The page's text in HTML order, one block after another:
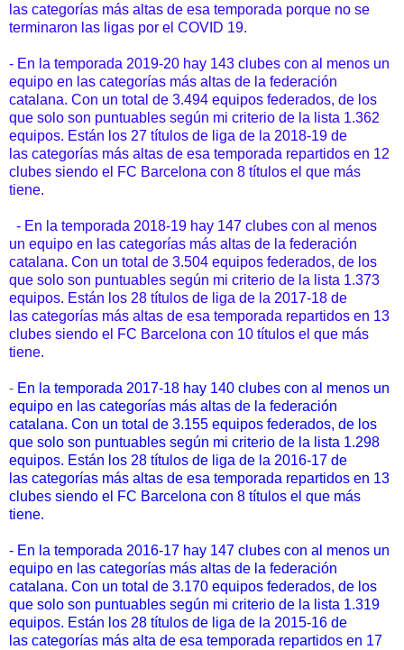
las categorías más altas de esa temporada porque no se
terminaron las ligas por el COVID 19.
- En la temporada 2019-20 hay 143 clubes con al menos un
equipo en las categorías más altas de la federación
catalana. Con un total de 3.494 equipos federados, de los
que solo son puntuables según mi criterio de la lista 1.362
equipos. Están los 27 títulos de liga de la 2018-19 de
las categorías más altas de esa temporada repartidos en 12
clubes siendo el FC Barcelona con 8 títulos el que más
tiene.
- En la temporada 2018-19 hay 147 clubes con al menos
un equipo en las categorías más altas de la federación
catalana. Con un total de 3.504 equipos federados, de los
que solo son puntuables según mi criterio de la lista 1.373
equipos. Están los 28 títulos de liga de la 2017-18 de
las categorías más altas de esa temporada repartidos en 13
clubes siendo el FC Barcelona con 10 títulos el que más
tiene.
- En la temporada 2017-18 hay 140 clubes con al menos un
equipo en las categorías más altas de la federación
catalana. Con un total de 3.155 equipos federados, de los
que solo son puntuables según mi criterio de la lista 1.298
equipos. Están los 28 títulos de liga de la 2016-17 de
las categorías más altas de esa temporada repartidos en 13
clubes siendo el FC Barcelona con 8 títulos el que más
tiene.
- En la temporada 2016-17 hay 147 clubes con al menos un
equipo en las categorías más altas de la federación
catalana. Con un total de 3.170 equipos federados, de los
que solo son puntuables según mi criterio de la lista 1.319
equipos. Están los 28 títulos de liga de la 2015-16 de
las categorías más alta de esa temporada repartidos en 17